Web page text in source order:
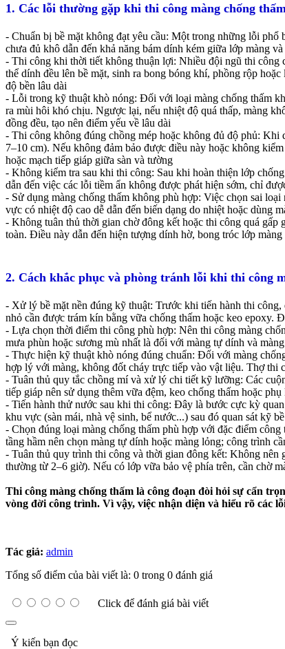
1. Các lỗi thường gặp khi thi công màng chống thấm
- Chuẩn bị bề mặt không đạt yêu cầu: Một trong những lỗi
chưa đủ khô dẫn đến khả năng bám dính kém giữa lớp màng
- Thi công khi thời tiết không thuận lợi: Nhiều đội ngũ thi công
thể dính đều lên bề mặt, sinh ra bong bóng khí, phồng rộp
độ bền lâu dài
- Lỗi trong kỹ thuật khò nóng: Đối với loại màng chống thấm
ra mùi hôi khó chịu. Ngược lại, nếu nhiệt độ quá thấp, màng
đồng đều, tạo nên điểm yếu về lâu dài
- Thi công không đúng chồng mép hoặc không đủ độ phủ: Khi
7–10 cm). Nếu không đảm bảo được điều này hoặc không
hoặc mạch tiếp giáp giữa sàn và tường
- Không kiểm tra sau khi thi công: Sau khi hoàn thiện lớp
dẫn đến việc các lỗi tiềm ẩn không được phát hiện sớm, chỉ
- Sử dụng màng chống thấm không phù hợp: Việc chọn sai
vực có nhiệt độ cao dễ dẫn đến biến dạng do nhiệt hoặc dùng
- Không tuân thủ thời gian chờ đông kết hoặc thi công quá
toàn. Điều này dẫn đến hiện tượng dính hờ, bong tróc lớp
2. Cách khắc phục và phòng tránh lỗi khi thi công
- Xử lý bề mặt nền đúng kỹ thuật: Trước khi tiến hành thi công,
nhỏ cần được trám kín bằng vữa chống thấm hoặc keo epoxy.
- Lựa chọn thời điểm thi công phù hợp: Nên thi công màng
mưa phùn hoặc sương mù nhất là đối với màng tự dính và
- Thực hiện kỹ thuật khò nóng đúng chuẩn: Đối với màng
hợp lý với màng, không đốt cháy trực tiếp vào vật liệu. Thợ thi
- Tuân thủ quy tắc chồng mí và xử lý chi tiết kỹ lưỡng: Các
tiếp giáp nên sử dụng thêm vữa đệm, keo chống thấm hoặc
- Tiến hành thử nước sau khi thi công: Đây là bước cực kỳ
khu vực (sàn mái, nhà vệ sinh, bể nước...) sau đó quan sát kỹ
- Chọn đúng loại màng chống thấm phù hợp với đặc điểm
tầng hầm nên chọn màng tự dính hoặc màng lỏng; công trình
- Tuân thủ quy trình thi công và thời gian đông kết: Không nên
thường từ 2–6 giờ). Nếu có lớp vữa bảo vệ phía trên, cần chờ
Thi công màng chống thấm là công đoạn đòi hỏi sự cẩn
vòng đời công trình. Vì vậy, việc nhận diện và hiểu rõ các
Tác giả: admin
Tổng số điểm của bài viết là: 0 trong 0 đánh giá
Click để đánh giá bài viết
Ý kiến bạn đọc